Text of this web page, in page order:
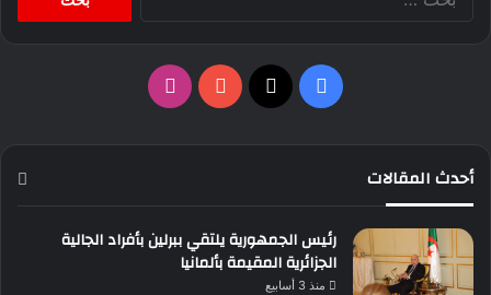
فيسبوك ‫YouTubeانستقرام
أحدث المقالات
رئيس الجمهورية يلتقي ببرلين بأفراد الجالية
الجزائرية المقيمة بألمانيا
منذ 3 أسابيع